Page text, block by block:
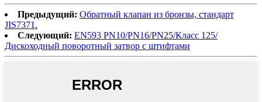
Предыдущий: Обратный клапан из бронзы, стандарт
JIS7371.
Следующий: EN593 PN10/PN16/PN25/Класс 125/
Дискоходный поворотный затвор с штифтами